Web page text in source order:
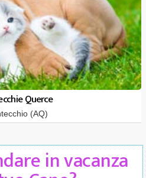
Querce
(AQ)
in vacanza